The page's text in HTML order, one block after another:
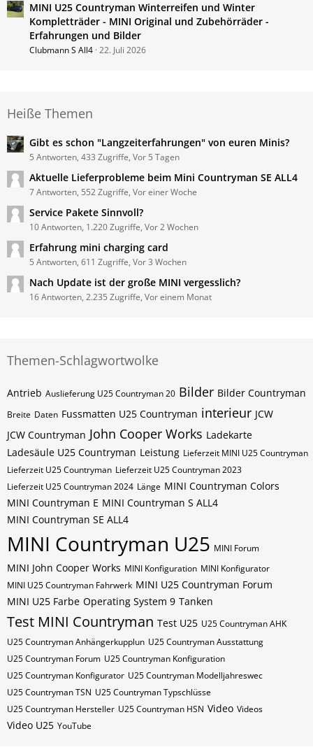
MINI U25 Countryman Winterreifen und Winter
Kompletträder - MINI Original und Zubehörräder -
Erfahrungen und Bilder
Clubmann S All4 22. Juli 2026
Heiße Themen
Gibt es schon "Langzeiterfahrungen" von euren Minis?
5 Antworten, 433 Zugriffe, Vor 5 Tagen
Aktuelle Lieferprobleme beim Mini Countryman SE ALL4
7 Antworten, 552 Zugriffe, Vor einer Woche
Service Pakete Sinnvoll?
10 Antworten, 1.220 Zugriffe, Vor 2 Wochen
Erfahrung mini charging card
5 Antworten, 611 Zugriffe, Vor 3 Wochen
Nach Update ist der große MINI vergesslich?
16 Antworten, 2.235 Zugriffe, Vor einem Monat
Themen-Schlagwortwolke
Antrieb Auslieferung U25 Countryman 20 Bilder Bilder Countryman
Breite Daten Fussmatten U25 Countryman interieur JCW
JCW Countryman John Cooper Works Ladekarte
Ladesäule U25 Countryman Leistung Lieferzeit MINI U25 Countryman
Lieferzeit U25 Countryman Lieferzeit U25 Countryman 2023
Lieferzeit U25 Countryman 2024 Länge MINI Countryman Colors
MINI Countryman E MINI Countryman S ALL4
MINI Countryman SE ALL4
MINI Countryman U25 MINI Forum
MINI John Cooper Works MINI Konfiguration MINI Konfigurator
MINI U25 Countryman Fahrwerk MINI U25 Countryman Forum
MINI U25 Farbe Operating System 9 Tanken
Test MINI Countryman Test U25 U25 Countryman AHK
U25 Countryman Anhängerkupplun U25 Countryman Ausstattung
U25 Countryman Forum U25 Countryman Konfiguration
U25 Countryman Konfigurator U25 Countryman Modelljahreswec
U25 Countryman​​​​ TSN U25 Countryman​​​​ Typschlüsse
U25 Countryman​​​​​ Hersteller U25 Countryman​​​​​ HSN Video Videos
Video U25 YouTube